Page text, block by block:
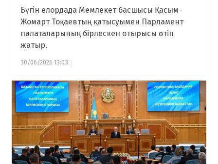
Бүгін елордада Мемлекет басшысы Қасым-
Жомарт Тоқаевтың қатысуымен Парламент
палаталарының бірлескен отырысы өтіп
жатыр.
30/06/2026 13:03